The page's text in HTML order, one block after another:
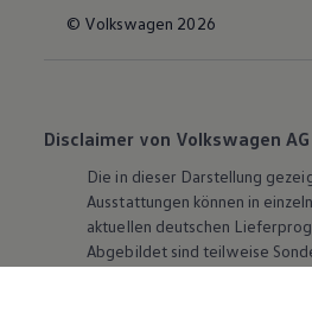
© Volkswagen 2026
Disclaimer von Volkswagen AG
Die in dieser Darstellung
Ausstattungen können in
aktuellen deutschen
Abgebildet sind teilweise